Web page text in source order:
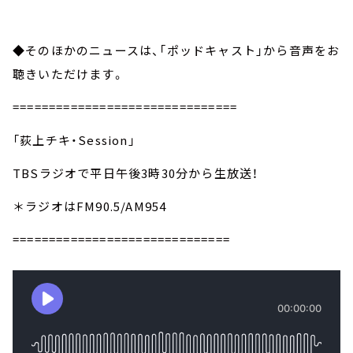
◆そのほかのニュースは、「ポッドキャスト」から音声をお
聴きいただけます。
===============================
「荻上チキ・Session」
TBSラジオで平日午後3時30分から生放送！
＊ラジオはFM90.5/AM954
==============================